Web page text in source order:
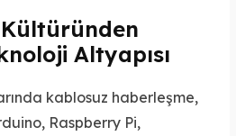
Altyapısı
kablosuz haberleşme,
Raspberry Pi,